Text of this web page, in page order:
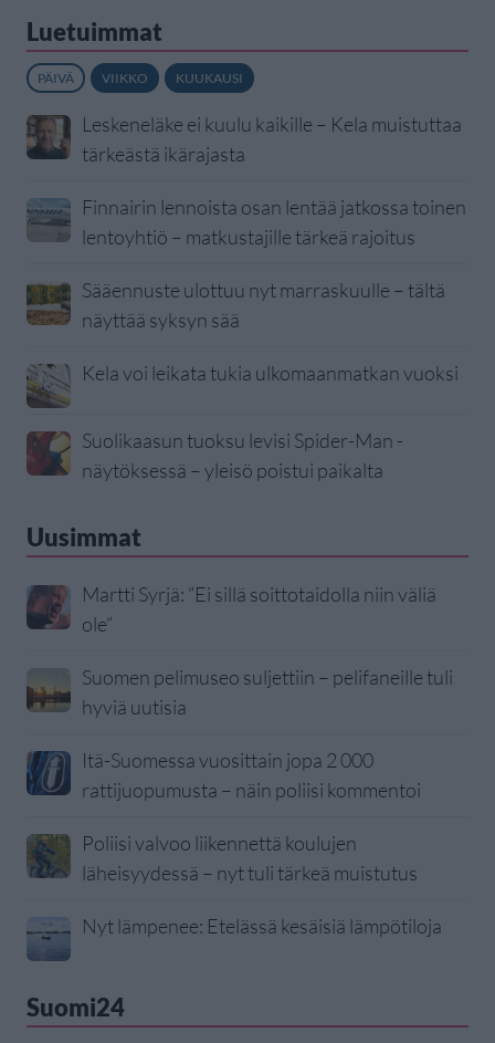
Luetuimmat
PÄIVÄ VIIKKO KUUKAUSI
Leskeneläke ei kuulu kaikille – Kela muistuttaa
tärkeästä ikärajasta
Finnairin lennoista osan lentää jatkossa toinen
lentoyhtiö – matkustajille tärkeä rajoitus
Sääennuste ulottuu nyt marraskuulle – tältä
näyttää syksyn sää
Kela voi leikata tukia ulkomaanmatkan vuoksi
Suolikaasun tuoksu levisi Spider-Man -
näytöksessä – yleisö poistui paikalta
Uusimmat
Martti Syrjä: ”Ei sillä soittotaidolla niin väliä
ole”
Suomen pelimuseo suljettiin – pelifaneille tuli
hyviä uutisia
Itä-Suomessa vuosittain jopa 2 000
rattijuopumusta – näin poliisi kommentoi
Poliisi valvoo liikennettä koulujen
läheisyydessä – nyt tuli tärkeä muistutus
Nyt lämpenee: Etelässä kesäisiä lämpötiloja
Suomi24